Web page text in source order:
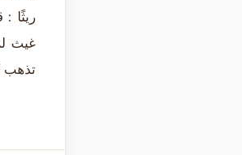
ريثًا
غيث
تذهب